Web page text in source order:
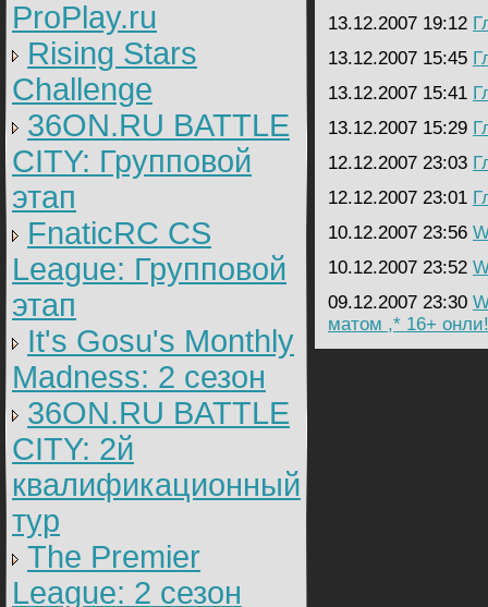
ProPlay.ru
Rising Stars
Challenge
36ON.RU BATTLE
CITY: Групповой
этап
FnaticRC CS
League: Групповой
этап
It's Gosu's Monthly
Madness: 2 сезон
36ON.RU BATTLE
CITY: 2й
квалификационный
тур
The Premier
League: 2 cезон
13.12.2007 19:12
13.12.2007 15:45
13.12.2007 15:41
13.12.2007 15:29
12.12.2007 23:03
12.12.2007 23:01
10.12.2007 23:56
10.12.2007 23:52
09.12.2007 23:30
матом ,* 16+